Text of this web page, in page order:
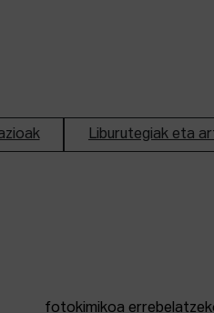
Liburutegiak eta
fotokimikoa